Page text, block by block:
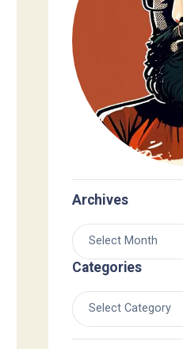
Archives
Categories